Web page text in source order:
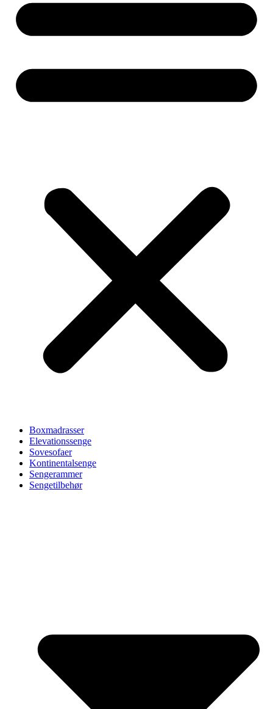
Boxmadrasser
Elevationssenge
Sovesofaer
Kontinentalsenge
Sengerammer
Sengetilbehør